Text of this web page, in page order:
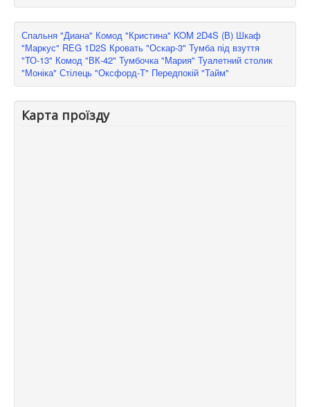
Спальня "Диана" Комод "Кристина" KOM 2D4S (В) Шкаф
"Маркус" REG 1D2S Кровать "Оскар-3" Тумба під взуття
"ТО-13" Комод "ВК-42" Тумбочка "Мария" Туалетний столик
"Моніка" Стілець "Оксфорд-Т" Передпокій "Тайм"
Карта проїзду